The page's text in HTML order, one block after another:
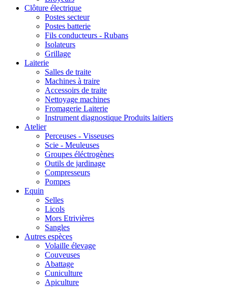
Clôture électrique
Postes secteur
Postes batterie
Fils conducteurs - Rubans
Isolateurs
Grillage
Laiterie
Salles de traite
Machines à traire
Accessoirs de traite
Nettoyage machines
Fromagerie Laiterie
Instrument diagnostique Produits laitiers
Atelier
Perceuses - Visseuses
Scie - Meuleuses
Groupes éléctrogènes
Outils de jardinage
Compresseurs
Pompes
Equin
Selles
Licols
Mors Etrivières
Sangles
Autres espèces
Volaille élevage
Couveuses
Abattage
Cuniculture
Apiculture